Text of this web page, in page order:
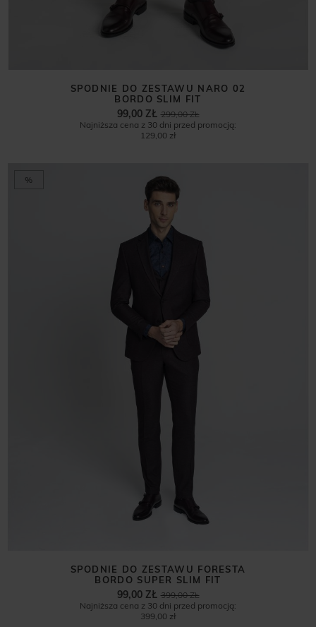
SPODNIE DO ZESTAWU NARO 02
BORDO SLIM FIT
299,00 ZŁ
99,00 ZŁ
Najniższa cena z 30 dni przed promocją:
129,00 zł
%
SPODNIE DO ZESTAWU FORESTA
BORDO SUPER SLIM FIT
399,00 ZŁ
99,00 ZŁ
Najniższa cena z 30 dni przed promocją:
399,00 zł